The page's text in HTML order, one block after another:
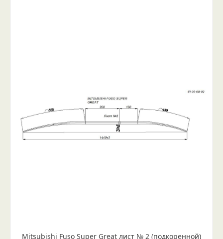
Mitsubishi Fuso Super Great лист № 2 (подкоренной)